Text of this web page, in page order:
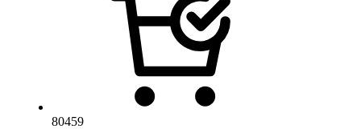
80459